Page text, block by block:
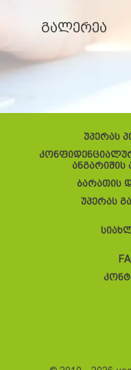
გალერეა
უპერას
ანგარიშის
ბარათის
უპერას